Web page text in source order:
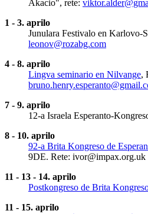
Akacio", rete:
1 - 3. aprilo
Junulara Festivalo en
leonov@rozabg.com
4 - 8. aprilo
Lingva seminario en Nilvange,
7 - 9. aprilo
12-a Israela Esperanto-
8 - 10. aprilo
92-a Brita Kongreso de
9DE. Rete: ivor@impax.org.uk
11 - 13 - 14. aprilo
Postkongreso de Brita
11 - 15. aprilo